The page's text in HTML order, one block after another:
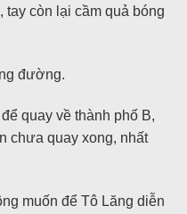
tay còn lại cầm quả bóng
đường.
quay về thành phố B,
chưa quay xong, nhất
muốn để Tô Lăng diễn